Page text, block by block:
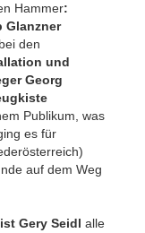
Hammer:
Glanzner
bei den
und
Georg
Publikum, was
es für
auf dem Weg
Gery Seidl alle